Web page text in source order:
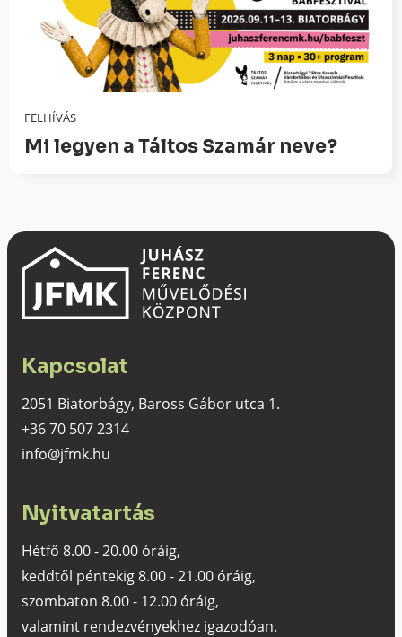
FELHÍVÁS
Mi legyen a Táltos Szamár neve?
Kapcsolat
2051 Biatorbágy, Baross Gábor utca 1.
+36 70 507 2314
info@jfmk.hu
Nyitvatartás
Hétfő 8.00 - 20.00 óráig,
keddtől péntekig 8.00 - 21.00 óráig,
szombaton 8.00 - 12.00 óráig,
valamint rendezvényekhez igazodóan.